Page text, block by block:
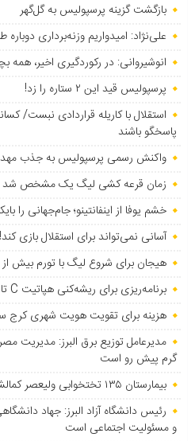
بازگشت گزینه پرسپولیس به ‌گل‌گهر
علی‌نژاد: امیدواریم وزنه‌برداری
انوشیروانی: در رکوردگیری اخیر، همه
پرسپولیس قید این ۲ ستاره را زد!
استقلال با کاریله قراردادی نبست/
پاسخگو باشند
واکنش رسمی پرسپولیس به جذب
زمان قرعه کشی لیگ یک مشخص شد
خشم یوفا از اینفانتینو؛ جام‌جهانی را
آسانی نمی‌تواند برای استقلال بازی کند!
هیجان برای شروع لیگ با تورم بیش از ۱۰۰درصد!
برنامه‌ریزی برای ریشه‌کنی هپاتیت C تا سال ۲۰۳۰
هزینه برای تقویت هویت شهری کرج
مدیرعامل توزیع برق البرز: مدیریت
گرم پیش رو است
بیمارستان ۱۳۵ تختخوابی ولیعصر کمالشهر در آستانه بهره‌برداری کامل
رئیس دانشگاه آزاد البرز: جهاد
و مسئولیت اجتماعی است